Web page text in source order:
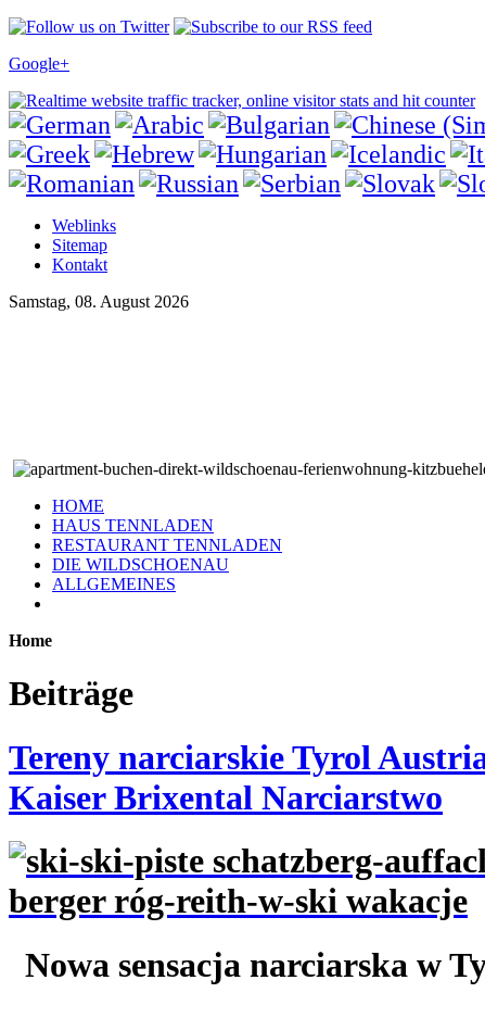
Google+
Weblinks
Sitemap
Kontakt
Samstag, 08. August 2026
HOME
HAUS TENNLADEN
RESTAURANT TENNLADEN
DIE WILDSCHOENAU
ALLGEMEINES
Home
Beiträge
Tereny narciarskie Tyrol
Kaiser Brixental Narciarstwo
Nowa sensacja narciarska w